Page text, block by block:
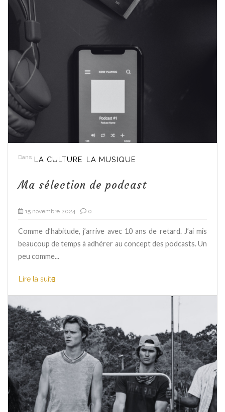
Dans LA CULTURE LA MUSIQUE
Ma sélection de podcast
15 novembre 2024 0
Comme d’habitude, j’arrive avec 10 ans de retard. J’ai mis
beaucoup de temps à adhérer au concept des podcasts. Un
peu comme...
Lire la suite